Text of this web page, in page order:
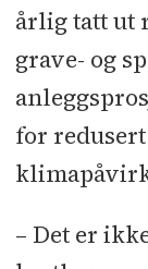
årlig tatt ut
grave- og
for
– Det er